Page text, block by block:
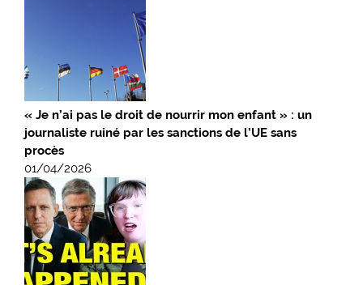
« Je n’ai pas le droit de nourrir mon enfant » : un
journaliste ruiné par les sanctions de l’UE sans
procès
01/04/2026